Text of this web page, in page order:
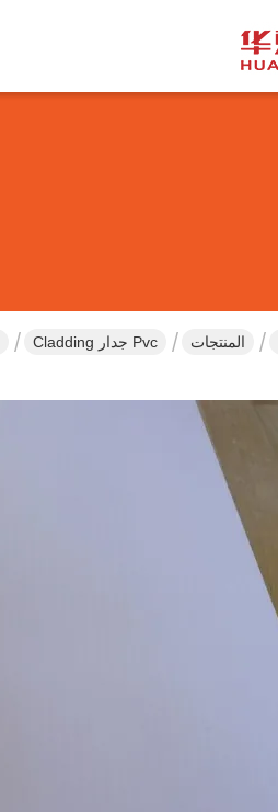
المنتجات Pvc جدار Cladding